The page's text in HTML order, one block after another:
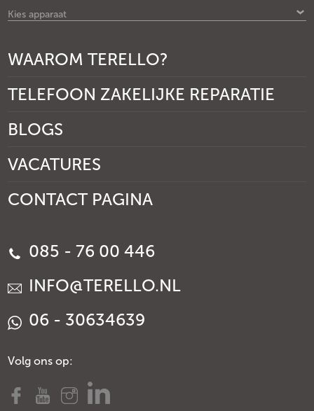
Kies apparaat
WAAROM TERELLO?
TELEFOON ZAKELIJKE REPARATIE
BLOGS
VACATURES
CONTACT PAGINA
085 - 76 00 446
INFO@TERELLO.NL
06 - 30634639
Volg ons op: